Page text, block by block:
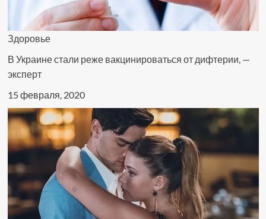
Здоровье
В Украине стали реже вакцинироваться от дифтерии, —
эксперт
15 февраля, 2020